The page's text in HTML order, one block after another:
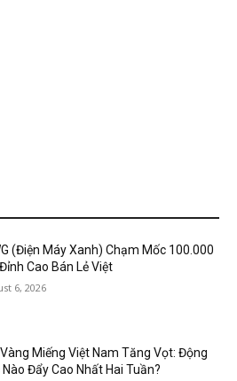
(Điện Máy Xanh) Chạm Mốc 100.000
Cao Bán Lẻ Việt
6, 2026
Miếng Việt Nam Tăng Vọt: Động
Nào Đẩy Cao Nhất Hai Tuần?